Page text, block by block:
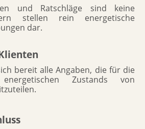
und Ratschläge sind keine
stellen rein energetische
dar.
bereit alle Angaben, die für die
Zustands von